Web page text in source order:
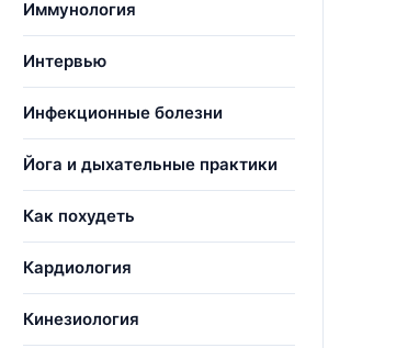
Иммунология
Интервью
Инфекционные болезни
Йога и дыхательные практики
Как похудеть
Кардиология
Кинезиология